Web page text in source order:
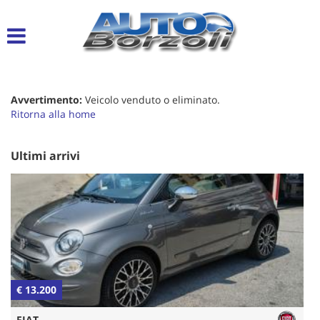
Avvertimento: Veicolo venduto o eliminato.
Ritorna alla home
Ultimi arrivi
€ 13.200
Le
tue
Il
ti
esprimere
le
tue
preferenze
di
consenso
alle
tecnologie
di